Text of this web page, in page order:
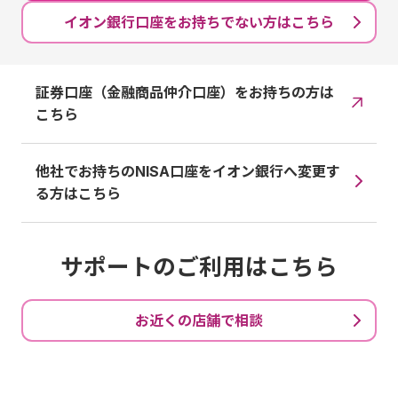
イオン銀行口座をお持ちでない方はこちら
証券口座（金融商品仲介口座）をお持ちの方は
こちら
他社でお持ちのNISA口座をイオン銀行へ変更す
る方はこちら
サポートのご利用はこちら
お近くの店舗で相談